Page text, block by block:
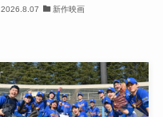
2026.8.07 新作映画